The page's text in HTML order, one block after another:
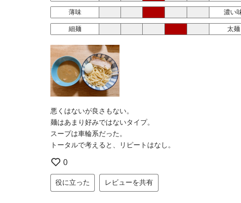
薄味 濃い
細麺 太麺
悪くはないが良さもない。
麺はあまり好みではないタイプ。
スープは車輪系だった。
トータルで考えると、リピートはなし。
0
役に立った レビューを共有